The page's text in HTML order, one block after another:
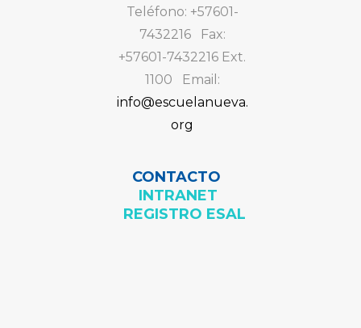
Teléfono: +57601-
7432216 Fax:
+57601-7432216 Ext.
1100 Email:
info@escuelanueva.
org
CONTACTO
INTRANET
REGISTRO ESAL